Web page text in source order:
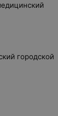
городской